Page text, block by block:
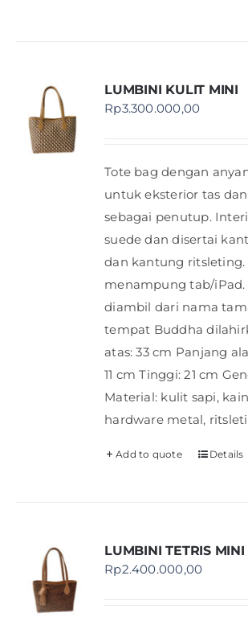
LUMBINI KULIT MINI
Rp3.300.000,00
Tote bag dengan
untuk eksterior tas
sebagai penutup.
suede dan disertai
dan kantung ritsleting.
menampung tab/
diambil dari nama
tempat Buddha
atas: 33 cm Panjang
11 cm Tinggi: 21 cm
Material: kulit sapi,
hardware metal,
Add to quote Details
LUMBINI TETRIS MINI
Rp2.400.000,00